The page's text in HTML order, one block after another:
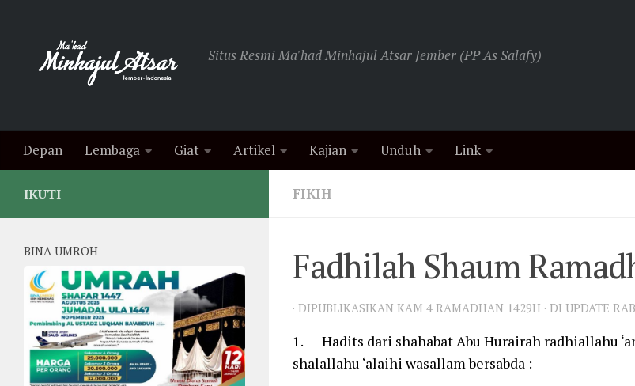
Situs Resmi Ma'had Minhajul Atsar Jember (PP As Salafy)
Depan Lembaga Giat Artikel Kajian Unduh Link
FIKIH
Fadhilah Shaum
· DIPUBLIKASIKAN KAM 4 RAMADHAN 1429H · DI UPDATE
1. Hadits dari shahabat Abu Hurairah radhiallahu
shalallahu ‘alaihi wasallam bersabda :
IKUTI
BINA UMROH